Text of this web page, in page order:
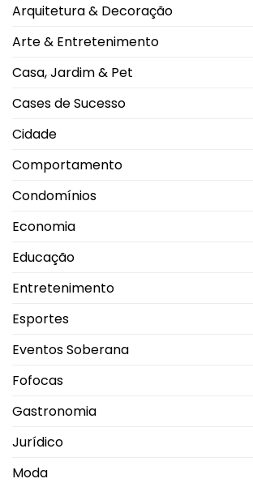
de
ranking
UFU,
e
Shopping
Arquitetura & Decoração
Arte & Entretenimento
Casa, Jardim & Pet
Cases de Sucesso
Cidade
Comportamento
Condomínios
Economia
Educação
Entretenimento
Esportes
Eventos Soberana
Fofocas
Gastronomia
Jurídico
Moda